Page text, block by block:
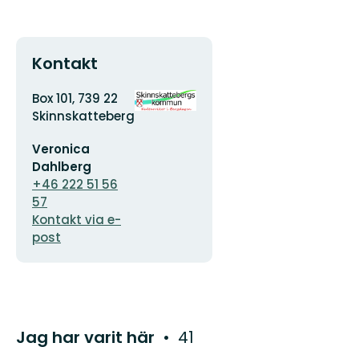
Kontakt
Adress
Box 101, 739 22
Skinnskatteberg
postadress
Veronica
Dahlberg
+46 222 51 56
57
Kontakt via e-
post
Organisationens
logotyp
Jag har varit här 41